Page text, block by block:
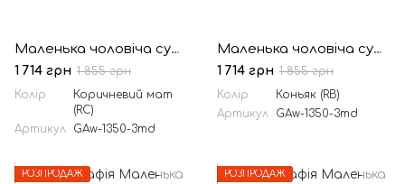
Маленька чоловіча сумка на пояс, через плече, коричнева на джинси TARWA RC-1350-3md
1 714 грн 1 855 грн
Колір
Коричневий мат
(RC)
Артикул
GAw-1350-3md
Маленька чоловіча сумка на пояс, через плече, на джинси руда TARWA RB-1350-3md
1 714 грн 1 855 грн
Колір
Коньяк (RB)
Артикул
GAw-1350-3md
РОЗПРОДАЖ
РОЗПРОДАЖ